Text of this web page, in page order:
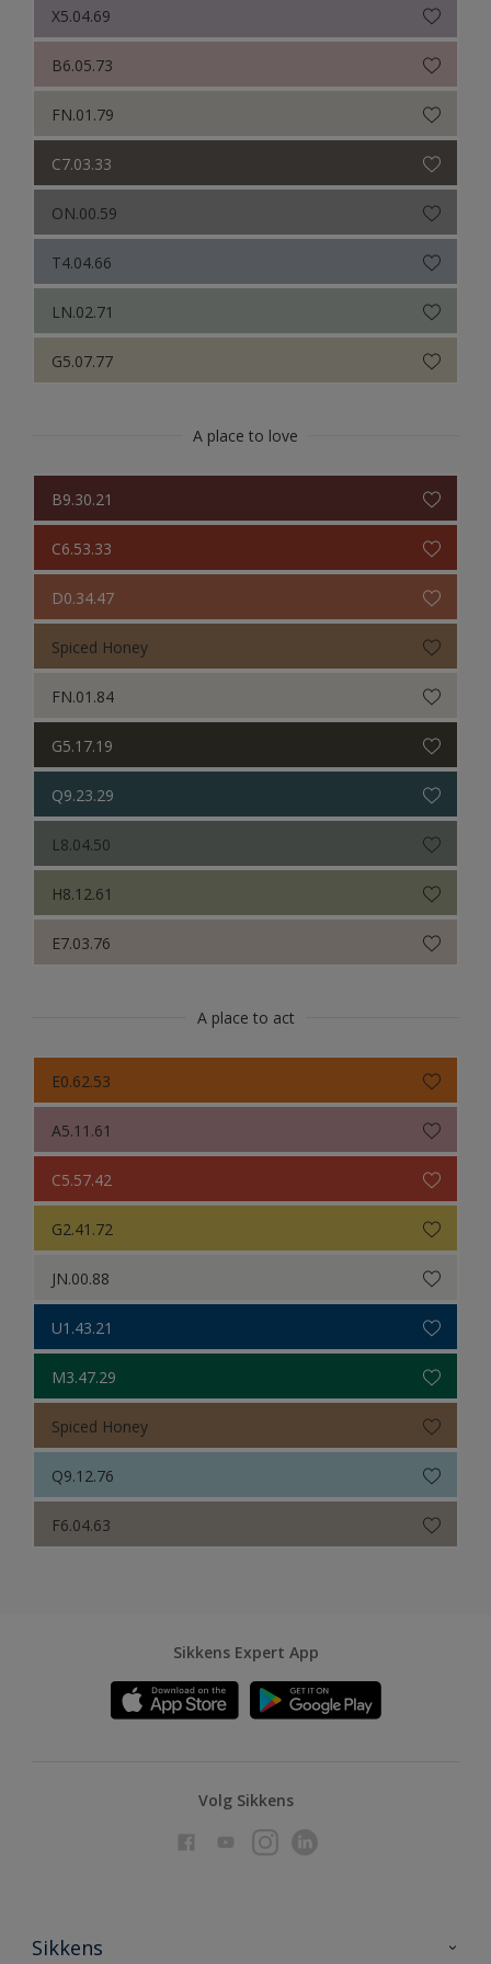
X5.04.69
B6.05.73
FN.01.79
C7.03.33
ON.00.59
T4.04.66
LN.02.71
G5.07.77
A place to love
B9.30.21
C6.53.33
D0.34.47
Spiced Honey
FN.01.84
G5.17.19
Q9.23.29
L8.04.50
H8.12.61
E7.03.76
A place to act
E0.62.53
A5.11.61
C5.57.42
G2.41.72
JN.00.88
U1.43.21
M3.47.29
Spiced Honey
Q9.12.76
F6.04.63
Sikkens Expert App
Volg Sikkens
Sikkens